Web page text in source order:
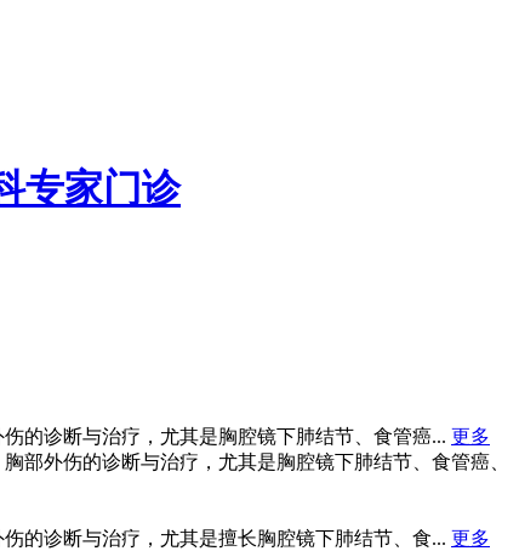
专家门诊
的诊断与治疗，尤其是胸腔镜下肺结节、食管癌... 更多
部外伤的诊断与治疗，尤其是胸腔镜下肺结节、食管癌、
的诊断与治疗，尤其是擅长胸腔镜下肺结节、食... 更多